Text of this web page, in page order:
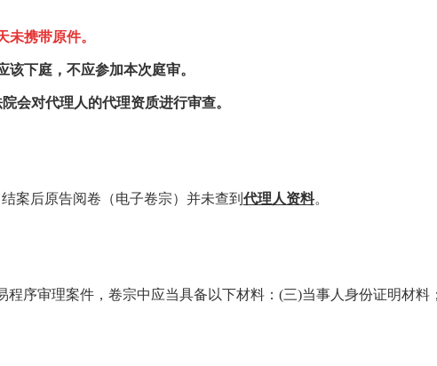
未携带原件。
下庭，不应参加本次庭审。
会对代理人的代理资质进行审查。
案后原告阅卷（电子卷宗）并未查到 代理人资料。
程序审理案件，卷宗中应当具备以下材料： (三)当事人身份证明材料；